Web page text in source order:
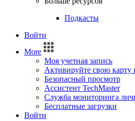
Подкасты
Войти
More
Моя учетная запись
Активируйте свою карту
Безопасный просмотр
Ассистент TechMaster
Служба мониторинга
Бесплатные загрузки
Войти